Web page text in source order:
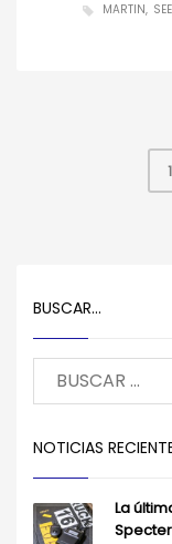
MARTIN
1
BUSCAR…
NOTICIAS
La